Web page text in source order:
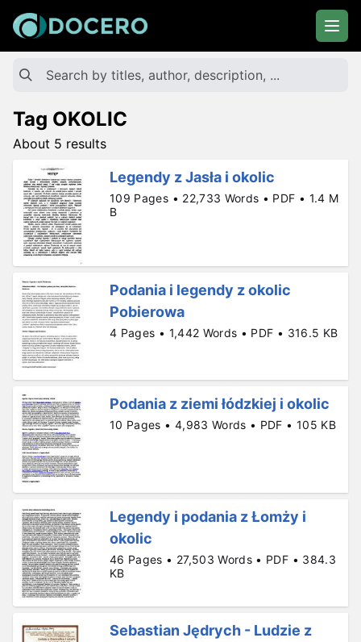
Tag OKOLIC
About 5 results
Legendy z Jasła i okolic
109 Pages • 22,733 Words • PDF • 1.4 M
B
Podania i legendy z okolic
Pobierowa
4 Pages • 1,442 Words • PDF • 316.5 KB
Podania z ziemi łódzkiej i okolic
10 Pages • 4,983 Words • PDF • 105 KB
Legendy i podania z Łomży i
okolic
46 Pages • 27,503 Words • PDF • 384.3
KB
Sebastian Jędrych - Ludzie z